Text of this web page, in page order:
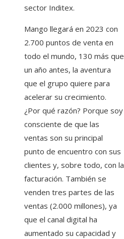
sector Inditex.
Mango llegará en 2023 con
2.700 puntos de venta en
todo el mundo, 130 más que
un año antes, la aventura
que el grupo quiere para
acelerar su crecimiento.
¿Por qué razón? Porque soy
consciente de que las
ventas son su principal
punto de encuentro con sus
clientes y, sobre todo, con la
facturación. También se
venden tres partes de las
ventas (2.000 millones), ya
que el canal digital ha
aumentado su capacidad y